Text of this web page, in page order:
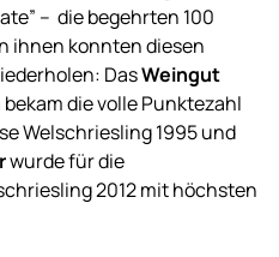
– die begehrten 100
ihnen konnten diesen
DasWeingut
die volle Punktezahl
Welschriesling 1995 und
wurde für die
2012 mit höchsten